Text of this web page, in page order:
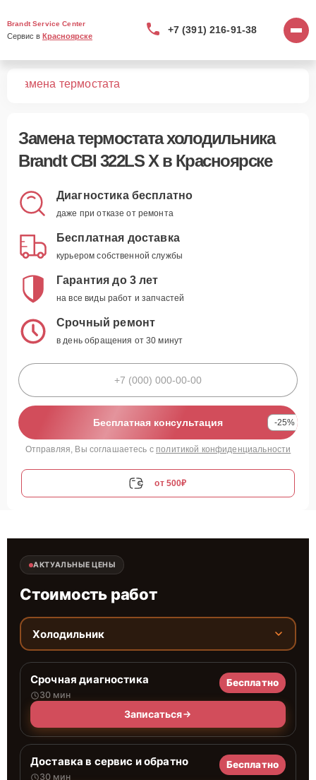
Brandt Service Center
Сервис в Красноярске
+7 (391) 216-91-38
Замена термостата
Замена термостата холодильника
Brandt CBI 322LS X в Красноярске
Диагностика бесплатно
даже при отказе от ремонта
Бесплатная доставка
курьером собственной службы
Гарантия до 3 лет
на все виды работ и запчастей
Срочный ремонт
в день обращения от 30 минут
Бесплатная консультация -25%
Отправляя, Вы соглашаетесь с политикой конфиденциальности
от 500₽
АКТУАЛЬНЫЕ ЦЕНЫ
Стоимость работ
Холодильник
Срочная диагностика
30 мин
Бесплатно
Записаться
Доставка в сервис и обратно
30 мин
Бесплатно